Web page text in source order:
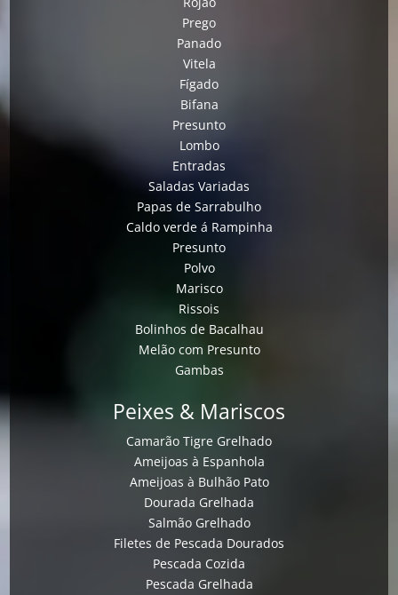
Prego
Panado
Vitela
Fígado
Bifana
Presunto
Lombo
Entradas
Saladas Variadas
Papas de Sarrabulho
Caldo verde á Rampinha
Presunto
Polvo
Marisco
Rissois
Bolinhos de Bacalhau
Melão com Presunto
Gambas
Peixes & Mariscos
Camarão Tigre Grelhado
Ameijoas à Espanhola
Ameijoas à Bulhão Pato
Dourada Grelhada
Salmão Grelhado
Filetes de Pescada Dourados
Pescada Cozida
Pescada Grelhada